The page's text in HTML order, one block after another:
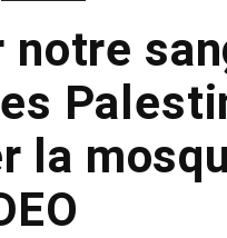
notre
la